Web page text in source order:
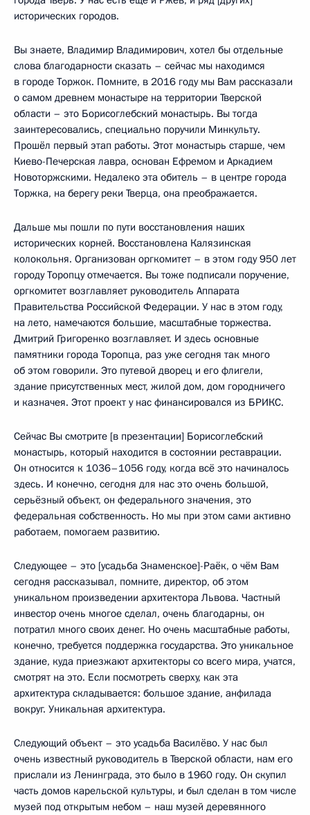
исторических городов.
Вы знаете, Владимир Владимирович, хотел бы отдельные
слова благодарности сказать – сейчас мы находимся
в городе Торжок. Помните, в 2016 году мы Вам рассказали
о самом древнем монастыре на территории Тверской
области – это Борисоглебский монастырь. Вы тогда
заинтересовались, специально поручили Минкульту.
Прошёл первый этап работы. Этот монастырь старше, чем
Киево-Печерская лавра, основан Ефремом и Аркадием
Новоторжскими. Недалеко эта обитель – в центре города
Торжка, на берегу реки Тверца, она преображается.
Дальше мы пошли по пути восстановления наших
исторических корней. Восстановлена Калязинская
колокольня. Организован оргкомитет – в этом году 950 лет
городу Торопцу отмечается. Вы тоже подписали поручение,
оргкомитет возглавляет руководитель Аппарата
Правительства Российской Федерации. У нас в этом году,
на лето, намечаются большие, масштабные торжества.
Дмитрий Григоренко возглавляет. И здесь основные
памятники города Торопца, раз уже сегодня так много
об этом говорили. Это путевой дворец и его флигели,
здание присутственных мест, жилой дом, дом городничего
и казначея. Этот проект у нас финансировался из БРИКС.
Сейчас Вы смотрите [в презентации] Борисоглебский
монастырь, который находится в состоянии реставрации.
Он относится к 1036–1056 году, когда всё это начиналось
здесь. И конечно, сегодня для нас это очень большой,
серьёзный объект, он федерального значения, это
федеральная собственность. Но мы при этом сами активно
работаем, помогаем развитию.
Следующее – это [усадьба Знаменское]-Раёк, о чём Вам
сегодня рассказывал, помните, директор, об этом
уникальном произведении архитектора Львова. Частный
инвестор очень многое сделал, очень благодарны, он
потратил много своих денег. Но очень масштабные работы,
конечно, требуется поддержка государства. Это уникальное
здание, куда приезжают архитекторы со всего мира, учатся,
смотрят на это. Если посмотреть сверху, как эта
архитектура складывается: большое здание, анфилада
вокруг. Уникальная архитектура.
Следующий объект – это усадьба Василёво. У нас был
очень известный руководитель в Тверской области, нам его
прислали из Ленинграда, это было в 1960 году. Он скупил
часть домов карельской культуры, и был сделан в том числе
музей под открытым небом – наш музей деревянного